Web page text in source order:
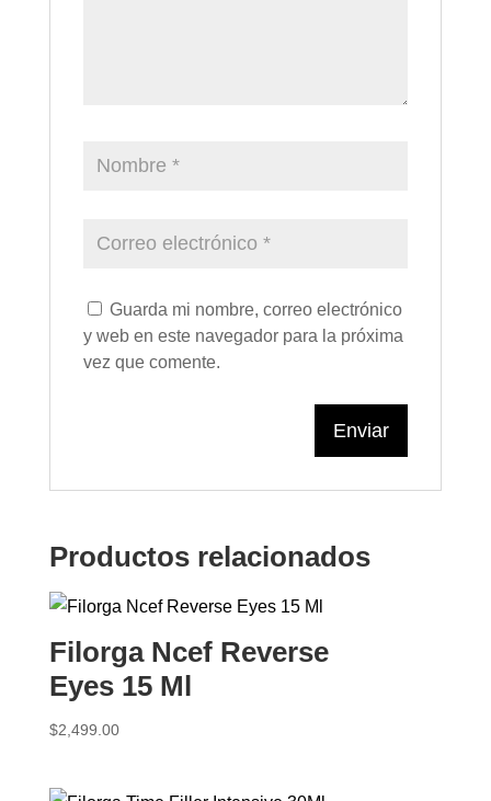
Guarda mi nombre, correo electrónico
y web en este navegador para la próxima
vez que comente.
Productos relacionados
Filorga Ncef Reverse
Eyes 15 Ml
$2,499.00